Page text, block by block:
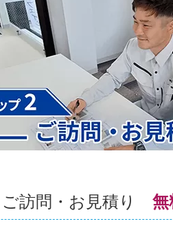
ご訪問・お見積り 無